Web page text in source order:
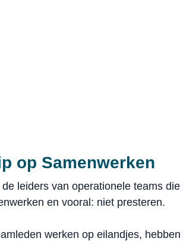
op Samenwerken
de leiders van operationele teams
en vooral: niet presteren.
werken op eilandjes,